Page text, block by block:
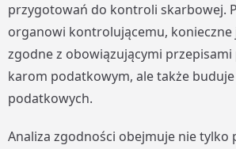
przygotowań do kontroli skarbowej.
organowi kontrolującemu, konieczne
zgodne z obowiązującymi
karom podatkowym, ale także
podatkowych.
Analiza zgodności obejmuje nie